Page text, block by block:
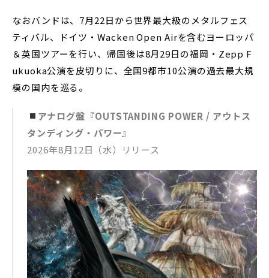
なおバンドは、7月22日から世界最大級のメタルフェス
ティバル、ドイツ・Wacken Open Airを含むヨーロッパ
＆英国ツアーを行い、帰国後は8月29日の福岡・Zepp F
ukuoka公演を皮切りに、全国9都市10公演の過去最大規
模の国内を巡る。
アナログ盤『OUTSTANDING POWER / アウトス
タンディング・パワー』
2026年8月12日（水）リリース